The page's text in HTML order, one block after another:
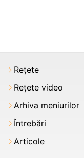
Rețete
Rețete video
Arhiva meniurilor
Întrebări
Articole